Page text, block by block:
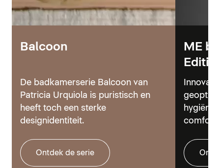
Balcoon
De badkamerserie Balcoon van
Patricia Urquiola is puristisch en
heeft toch een sterke
designidentiteit.
Ontdek de serie
ME
comfort.